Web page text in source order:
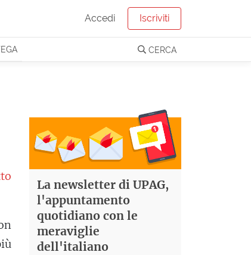
Accedi Iscriviti
CERCA
La newsletter di UPAG,
l'appuntamento
quotidiano con le
meraviglie
dell'italiano